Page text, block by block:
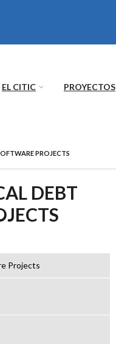
EL CITIC PROYECTOS
PROJECTS
DEBT
Projects